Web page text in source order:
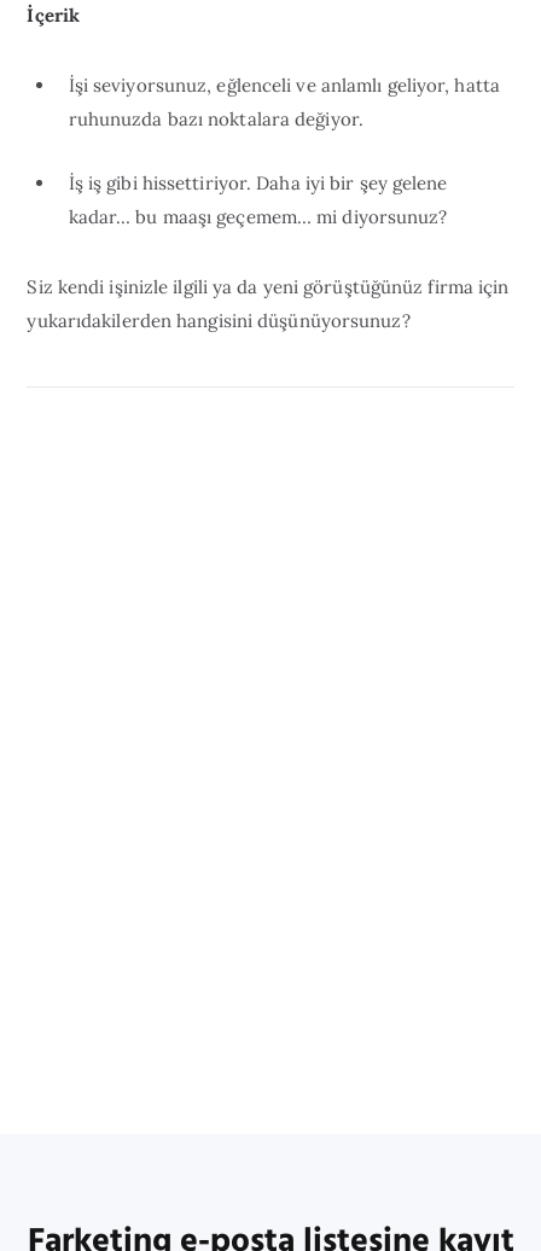
İçerik
İşi seviyorsunuz, eğlenceli ve anlamlı geliyor, hatta
ruhunuzda bazı noktalara değiyor.
İş iş gibi hissettiriyor. Daha iyi bir şey gelene
kadar… bu maaşı geçemem… mi diyorsunuz?
Siz kendi işinizle ilgili ya da yeni görüştüğünüz firma için
yukarıdakilerden hangisini düşünüyorsunuz?